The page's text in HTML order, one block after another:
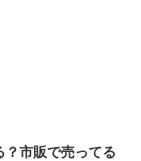
？市販で売ってる